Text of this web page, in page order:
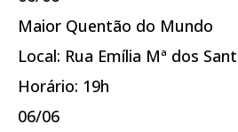
Maior Quentão do Mundo
Local: Rua Emília Mª dos
Horário: 19h
06/06